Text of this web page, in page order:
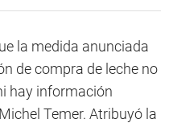
la medida anunciada
de compra de leche no
hay información
Temer. Atribuyó la